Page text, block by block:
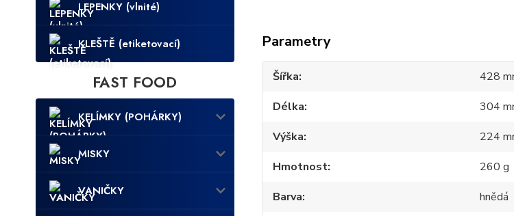
LEPENKY (vlnité)
KLEŠTĚ (etiketovací)
FAST FOOD
KELÍMKY (POHÁRKY)
MISKY
VANIČKY
Parametry
Šířka
428
Délka
304
Výška
224
Hmotnost
260 g
Barva
hnědá